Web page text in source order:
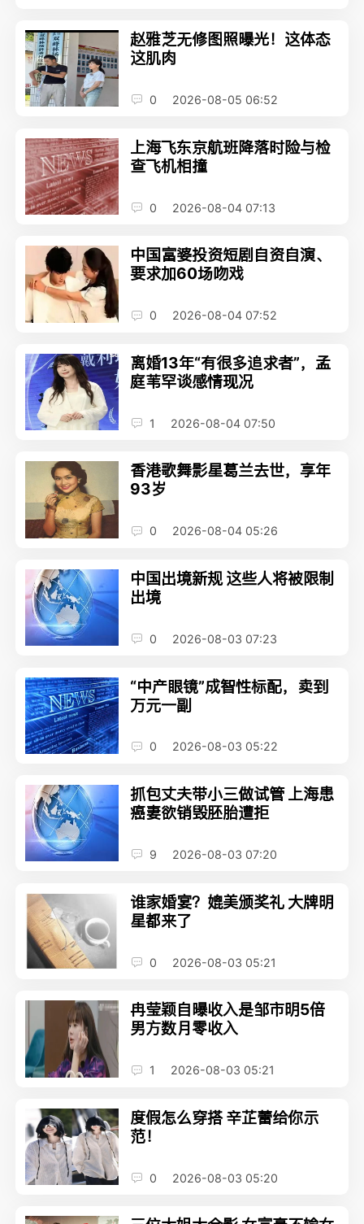
赵雅芝无修图照曝光！这体态
这肌肉
0 2026-08-05 06:52
上海飞东京航班降落时险与检
查飞机相撞
0 2026-08-04 07:13
中国富婆投资短剧自资自演、
要求加60场吻戏
0 2026-08-04 07:52
离婚13年“有很多追求者”，孟
庭苇罕谈感情现况
1 2026-08-04 07:50
香港歌舞影星葛兰去世，享年
93岁
0 2026-08-04 05:26
中国出境新规 这些人将被限制
出境
0 2026-08-03 07:23
“中产眼镜”成智性标配，卖到
万元一副
0 2026-08-03 05:22
抓包丈夫带小三做试管 上海患
癌妻欲销毁胚胎遭拒
9 2026-08-03 07:20
谁家婚宴？媲美颁奖礼 大牌明
星都来了
0 2026-08-03 05:21
冉莹颖自曝收入是邹市明5倍
男方数月零收入
1 2026-08-03 05:21
度假怎么穿搭 辛芷蕾给你示
范！
0 2026-08-03 05:20